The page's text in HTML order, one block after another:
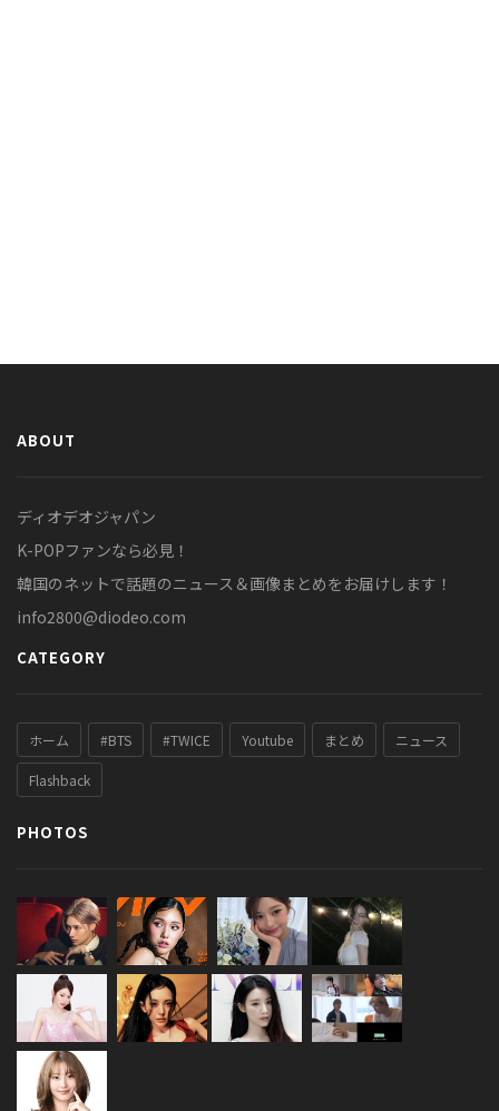
ABOUT
ディオデオジャパン
K-POPファンなら必見！
韓国のネットで話題のニュース＆画像まとめをお届けします！
info2800@diodeo.com
CATEGORY
ホーム #BTS #TWICE Youtube まとめ ニュース
Flashback
PHOTOS